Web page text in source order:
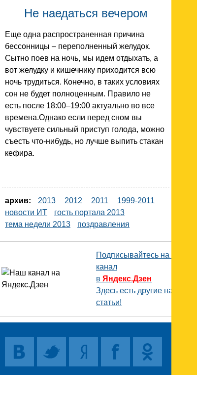
Не наедаться вечером
Еще одна распространенная причина
бессонницы – переполненный желудок.
Сытно поев на ночь, мы идем отдыхать, а
вот желудку и кишечнику приходится всю
ночь трудиться. Конечно, в таких условиях
сон не будет полноценным. Правило не
есть после 18:00–19:00 актуально во все
времена.Однако если перед сном вы
чувствуете сильный приступ голода, можно
съесть что-нибудь, но лучше выпить стакан
кефира.
архив: 2013 2012 2011
1999-2011
новости ИТ
гость портала 2013
тема недели 2013
поздравления
Подписывайтесь на наш
канал
в Яндекс.Дзен
Здесь есть другие наши
статьи!